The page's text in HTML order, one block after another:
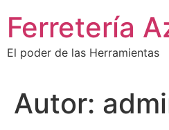
contenido
Ferretería
El poder de las Herramientas
Autor: